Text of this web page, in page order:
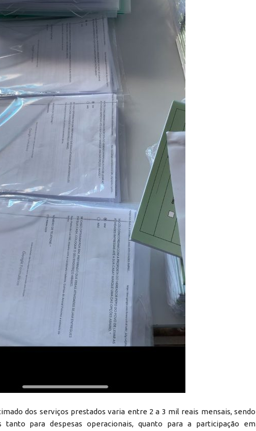
dos serviços prestados varia entre 2 a 3 mil reais mensais, sendo
tanto para despesas operacionais, quanto para a participação em